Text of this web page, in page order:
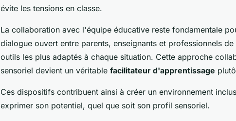
évite les tensions en classe.
La collaboration avec l'équipe éducative reste fondamentale
dialogue ouvert entre parents, enseignants et professionnels
outils les plus adaptés à chaque situation. Cette approche
sensoriel devient un véritable facilitateur d'apprentissage
Ces dispositifs contribuent ainsi à créer un environnement
exprimer son potentiel, quel que soit son profil sensoriel.